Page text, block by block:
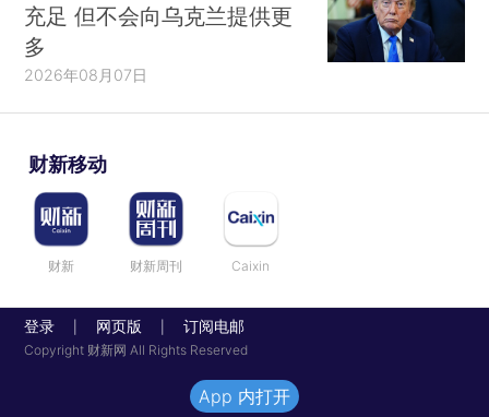
充足 但不会向乌克兰提供更
多
2026年08月07日
财新移动
财新 财新周刊 Caixin
登录 网页版 订阅电邮
Copyright 财新网 All Rights Reserved
App 内打开